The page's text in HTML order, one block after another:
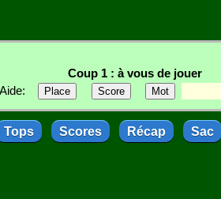
Coup 1 : à vous de jouer
Aide:
Tops Scores Récap Sac